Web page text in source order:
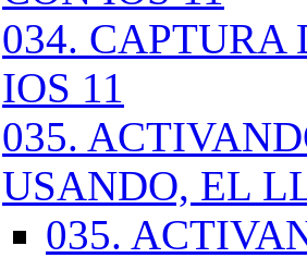
034. CAPTURA
IOS 11
035.
USANDO, EL
035.